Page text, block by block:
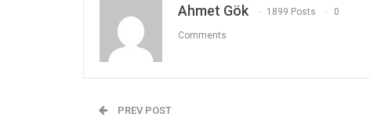
Ahmet Gök 1899 Posts 0
Comments
PREV POST